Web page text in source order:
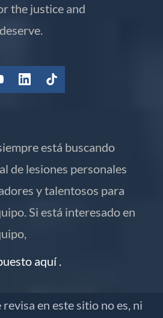
the justice and
está buscando
de lesiones personales
y talentosos para
Si está interesado en
aquí .
en este sitio no es, ni